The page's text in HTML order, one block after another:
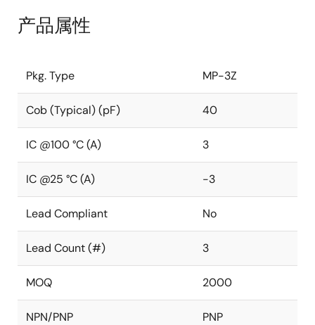
产品属性
Pkg. Type MP-3Z
Cob (Typical) (pF) 40
IC @100 °C (A) 3
IC @25 °C (A) -3
Lead Compliant No
Lead Count (#) 3
MOQ 2000
NPN/PNP PNP